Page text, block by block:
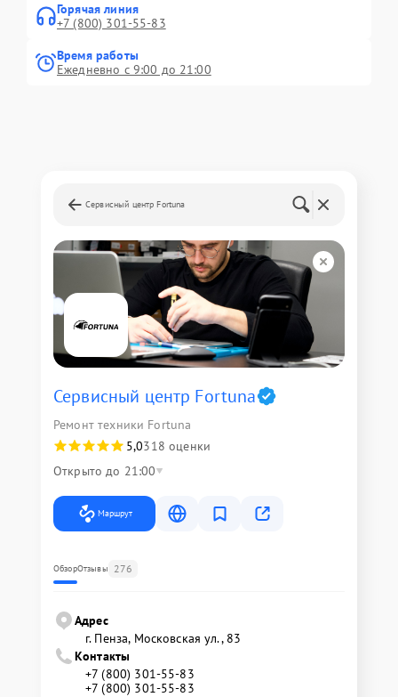
Горячая линия
+7 (800) 301-55-83
Время работы
Ежедневно с 9:00 до 21:00
Сервисный центр Fortuna
Сервисный центр Fortuna
Ремонт техники Fortuna
5,0318 оценки
Открыто до 21:00
Маршрут
ОбзорОтзывы 276
Адрес
г. Пенза, Московская ул., 83
Контакты
+7 (800) 301-55-83
+7 (800) 301-55-83